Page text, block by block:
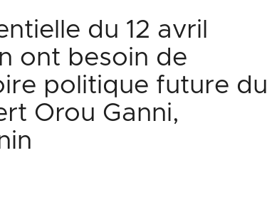
du 12 avril
ont besoin de
politique future du
Orou Ganni,